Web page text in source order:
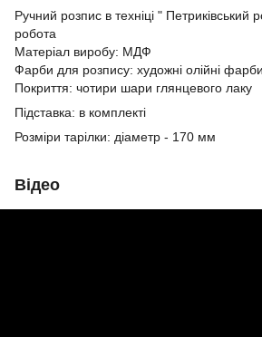
Ручний розпис в техніці " Петриківський
робота
Матеріал виробу: МДФ
Фарби для розпису: художні олійні фарби
Покриття: чотири шари глянцевого лаку
Підставка: в комплекті
Розміри тарілки: діаметр - 170 мм
Відео